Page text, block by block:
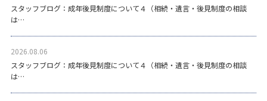
スタッフブログ：成年後見制度について４（相続・遺言・後見制度の相談
は…
2026.08.06
スタッフブログ：成年後見制度について４（相続・遺言・後見制度の相談
は…